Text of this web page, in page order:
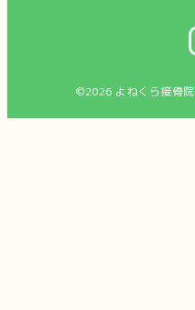
©2026 よねくら接骨院